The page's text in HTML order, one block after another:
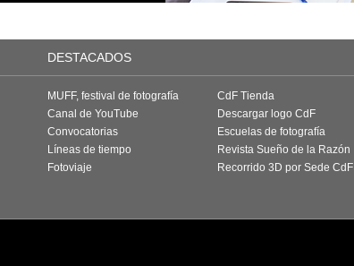
DESTACADOS
MUFF, festival de fotografía
Canal de YouTube
Convocatorias
Líneas de tiempo
Fotoviaje
CdF Tienda
Descargar logo CdF
Escuelas de fotografía
Revista Sueño de la Razón
Recorrido 3D por Sede CdF